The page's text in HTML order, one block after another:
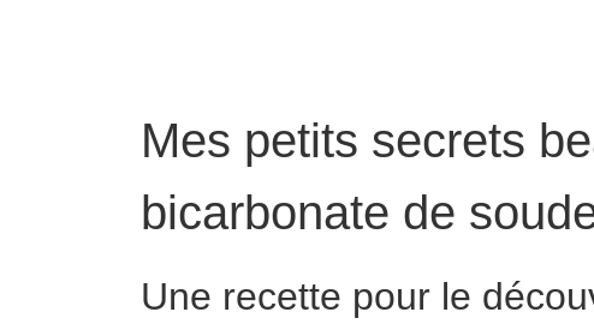
Mes petits secrets
bicarbonate de
Une recette pour le